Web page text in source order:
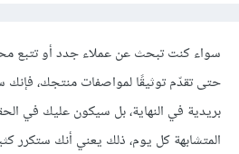
سواء كنت تبحث عن عملاء جدد أو تتبع
حتى تقدّم توثيقًا لمواصفات منتجك،
بريدية في النهاية، بل سيكون عليك في
المتشابهة كل يوم، ذلك يعني أنك ستكرر